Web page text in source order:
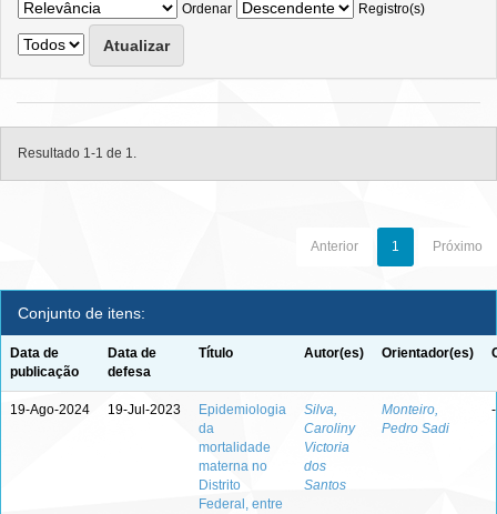
Ordenar
Registro(s)
Resultado 1-1 de 1.
Anterior 1 Próximo
Conjunto de itens:
Data de
publicação
Data de
defesa
Título Autor(es) Orientador(es)
19-Ago-2024 19-Jul-2023
Epidemiologia
da
mortalidade
materna no
Distrito
Federal, entre
Silva,
Caroliny
Victoria
dos
Santos
Monteiro,
Pedro Sadi
-